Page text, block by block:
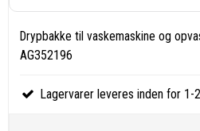
Drypbakke til vaskemaskine og
AG352196
Lagervarer leveres inden for 1-